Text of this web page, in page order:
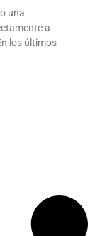
una
a
los últimos